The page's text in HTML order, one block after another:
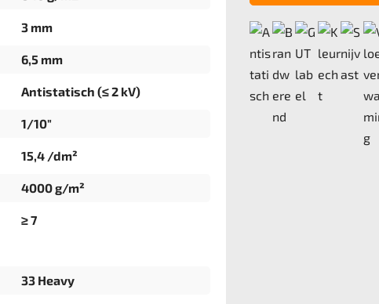
3 mm
6,5 mm
Antistatisch (≤ 2 kV)
1/10"
15,4 /dm²
4000 g/m²
≥ 7
33 Heavy